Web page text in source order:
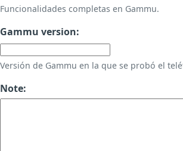
Funcionalidades completas en Gammu.
Gammu version:
Versión de Gammu en la que se probó el
Note: